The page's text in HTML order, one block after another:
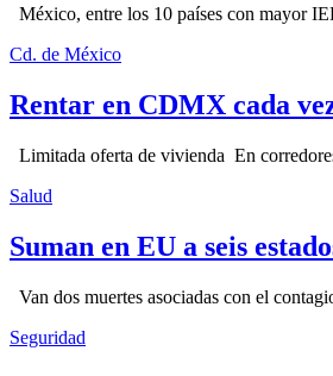
México, entre los 10 países con mayor
Cd. de México
Rentar en CDMX cada
Limitada oferta de vivienda En
Salud
Suman en EU a seis
Van dos muertes asociadas con el
Seguridad